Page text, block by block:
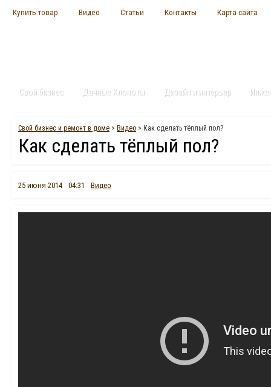
Купить товар Видео Статьи Контакты Карта сайта
Свой бизнес Дачные Хлопоты Дизайн и интерьер
Свой бизнес и ремонт в доме > Видео > Как сделать тёплый пол?
Как сделать тёплый пол?
25 июня 2014 04:31 Видео